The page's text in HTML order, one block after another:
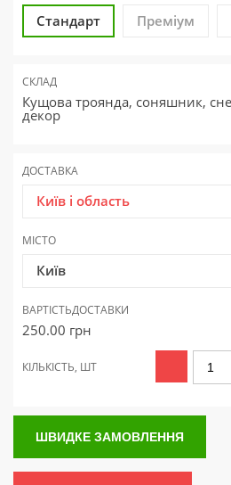
Стандарт Преміум
СКЛАД
Кущова троянда, соняшник,
декор
ДОСТАВКА
Київ і область
МІСТО
Київ
ВАРТІСТЬДОСТАВКИ
250.00 грн
КІЛЬКІСТЬ, ШТ
ШВИДКЕ ЗАМОВЛЕННЯ